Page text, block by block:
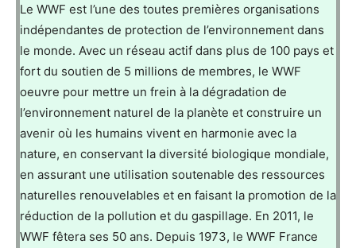
Le WWF est l’une des toutes premières organisations
indépendantes de protection de l’environnement dans
le monde. Avec un réseau actif dans plus de 100 pays et
fort du soutien de 5 millions de membres, le WWF
oeuvre pour mettre un frein à la dégradation de
l’environnement naturel de la planète et construire un
avenir où les humains vivent en harmonie avec la
nature, en conservant la diversité biologique mondiale,
en assurant une utilisation soutenable des ressources
naturelles renouvelables et en faisant la promotion de la
réduction de la pollution et du gaspillage. En 2011, le
WWF fêtera ses 50 ans. Depuis 1973, le WWF France